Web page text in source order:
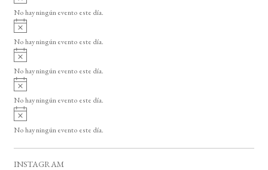
o
v
i
o
No hay ningún evento este día.
A
v
i
o
No hay ningún evento este día.
A
v
i
o
No hay ningún evento este día.
A
v
i
o
No hay ningún evento este día.
A
v
i
No hay ningún evento este día.
INSTAGRAM